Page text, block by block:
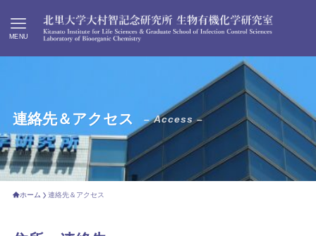
MENU
連絡先＆アクセス – Access –
ホーム 連絡先＆アクセス